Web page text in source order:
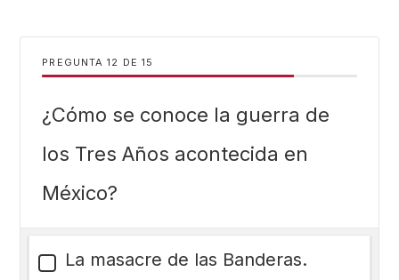
PREGUNTA DE 15
¿Cómo se conoce la guerra de
los Tres Años acontecida en
México?
La masacre de las Banderas.